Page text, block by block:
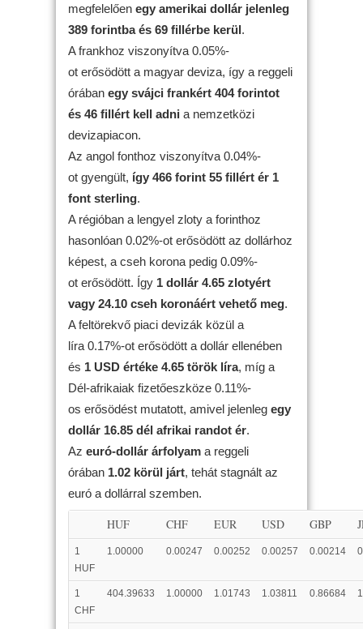
megfelelően egy amerikai dollár jelenleg
389 forintba és 69 fillérbe kerül.
A frankhoz viszonyítva 0.05%-
ot erősödött a magyar deviza, így a reggeli
órában egy svájci frankért 404 forintot
és 46 fillért kell adni a nemzetközi
devizapiacon.
Az angol fonthoz viszonyítva 0.04%-
ot gyengült, így 466 forint 55 fillért ér 1
font sterling.
A régióban a lengyel zloty a forinthoz
hasonlóan 0.02%-ot erősödött az dollárhoz
képest, a cseh korona pedig 0.09%-
ot erősödött. Így 1 dollár 4.65 zlotyért
vagy 24.10 cseh koronáért vehető meg.
A feltörekvő piaci devizák közül a
líra 0.17%-ot erősödött a dollár ellenében
és 1 USD értéke 4.65 török líra, míg a
Dél-afrikaiak fizetőeszköze 0.11%-
os erősödést mutatott, amivel jelenleg egy
dollár 16.85 dél afrikai randot ér.
Az euró-dollár árfolyam a reggeli
órában 1.02 körül járt, tehát stagnált az
euró a dollárral szemben.
HUF CHF EUR USD GBP
1
HUF
1.00000 0.00247 0.00252 0.00257 0.00214
1
CHF
404.39633 1.00000 1.01743 1.03811 0.86684